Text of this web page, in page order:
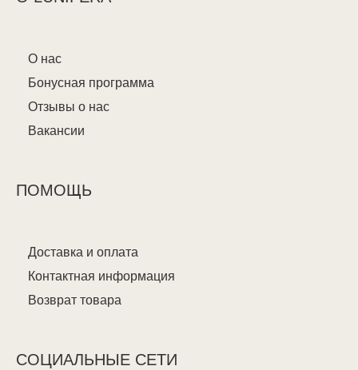
О нас
Бонусная программа
Отзывы о нас
Вакансии
ПОМОЩЬ
Доставка и оплата
Контактная информация
Возврат товара
СОЦИАЛЬНЫЕ СЕТИ